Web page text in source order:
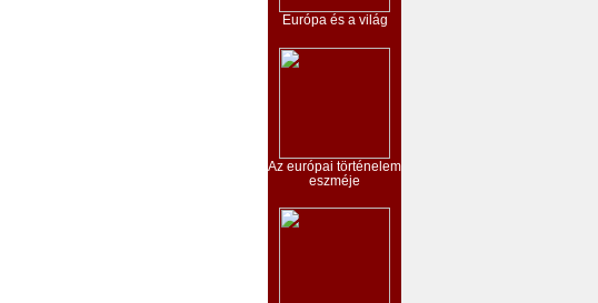
Európa és a világ
Az európai történelem
eszméje